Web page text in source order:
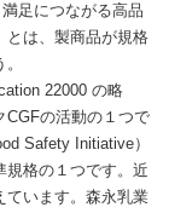
足につながる高品
とは、製商品が規格
22000 の略
CGFの活動の１つで
Safety Initiative）
規格の１つです。近
ています。森永乳業